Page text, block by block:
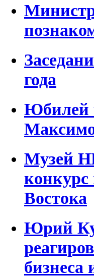
Министр
года
Юбилей
Музей
конкурс
Востока
Юрий
бизнеса